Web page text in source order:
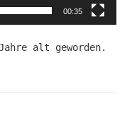
00:35
alt geworden.